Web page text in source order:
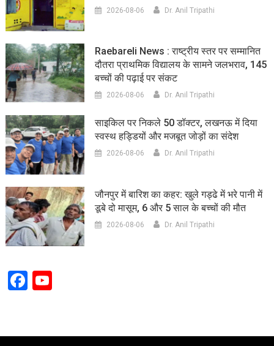
2026-08-06 Dr. Anil Tripathi
Raebareli News : राष्ट्रीय स्तर पर सम्मानित
दौतरा प्राथमिक विद्यालय के सामने जलभराव, 145
बच्चों की पढ़ाई पर संकट
2026-08-06 Dr. Anil Tripathi
साइकिल पर निकले 50 डॉक्टर, लखनऊ में दिया
स्वस्थ हड्डियों और मजबूत जोड़ों का संदेश
2026-08-06 Dr. Anil Tripathi
जौनपुर में बारिश का कहर: खुले गड्ढे में भरे पानी में
डूबे दो मासूम, 6 और 5 साल के बच्चों की मौत
2026-08-06 Dr. Anil Tripathi
Facebook
YouTube